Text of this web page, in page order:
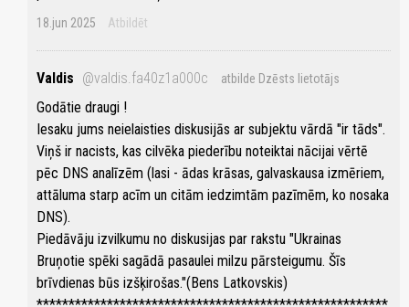
18.jun 2025 Atbildēt
Valdis @valdis.fa40z1a000c atbilde Dzēsts lietotājs
Godātie draugi !
Iesaku jums neielaisties diskusijās ar subjektu vārdā "ir tāds".
Viņš ir nacists, kas cilvēka piederību noteiktai nācijai vērtē
pēc DNS analīzēm (lasi - ādas krāsas, galvaskausa izmēriem,
attāluma starp acīm un citām iedzimtām pazīmēm, ko nosaka
DNS).
Piedāvāju izvilkumu no diskusijas par rakstu "Ukrainas
Bruņotie spēki sagādā pasaulei milzu pārsteigumu. Šīs
brīvdienas būs izšķirošas."(Bens Latkovskis)